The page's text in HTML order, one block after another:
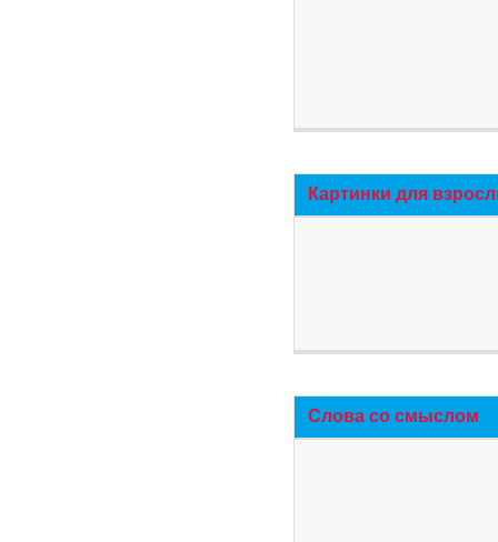
Картинки для
Слова со смыслом